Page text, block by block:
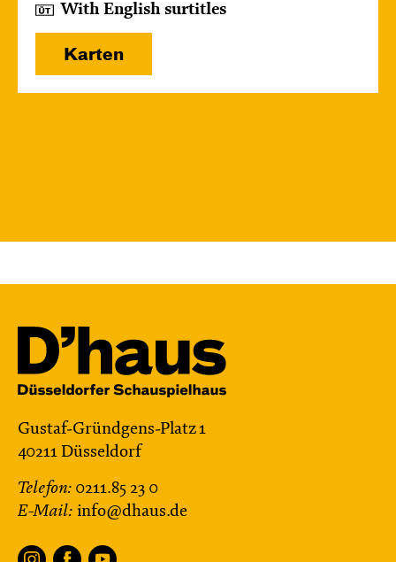
With English surtitles
Karten
Gustaf-Gründgens-Platz 1
40211 Düsseldorf
Telefon: 0211.85 23 0
E-Mail: info@dhaus.de